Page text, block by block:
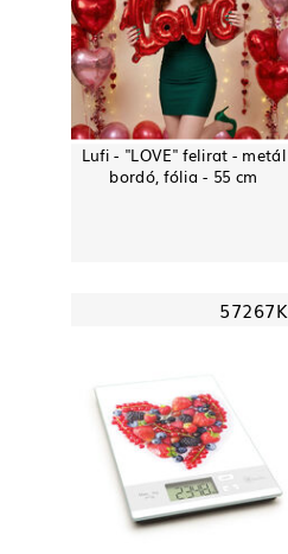
Lufi - "LOVE" felirat - metál
bordó, fólia - 55 cm
57267K